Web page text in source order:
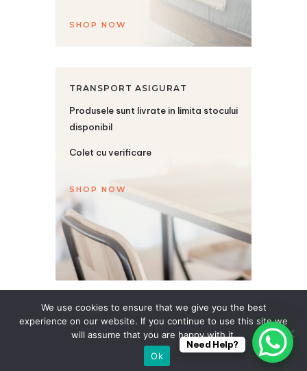
SHOP NOW
TRANSPORT ASIGURAT
Produsele sunt livrate in limita stocului
disponibil
Colet cu verificare
SHOP NOW
Acasă Blog Contact Produse
Need Help?
We use cookies to ensure that we give you the best
experience on our website. If you continue to use this site we
will assume that you are happy with it.
Ok